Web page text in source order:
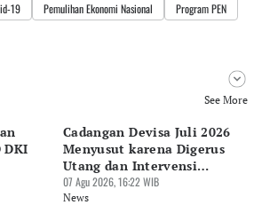
19 Pemulihan Ekonomi Nasional
Program PEN
See More
DKI
Cadangan Devisa Juli 2026
Menyusut karena Digerus
Utang dan Intervensi
Rupiah
07 Agu 2026, 16:22 WIB
News